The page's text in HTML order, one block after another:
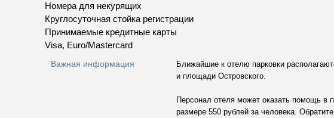
Номера для некурящих
Круглосуточная стойка регистрации
Принимаемые кредитные карты
Visa, Euro/Mastercard
Важная информация
Ближайшие к отелю парковки
и площади Островского.
Персонал отеля может оказать помощь в
размере 550 рублей за человека.